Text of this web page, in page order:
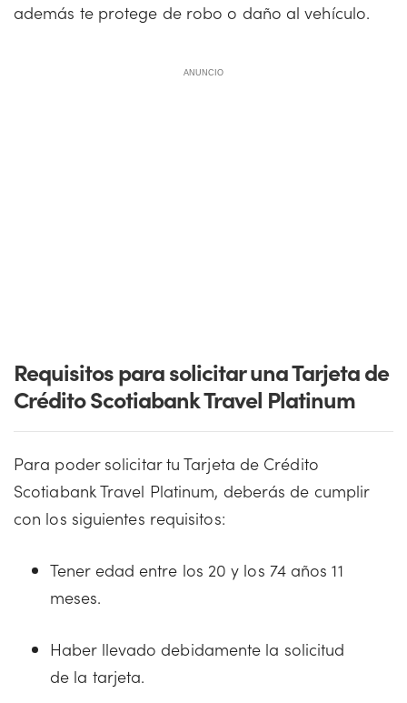
además te protege de robo o daño al vehículo.
ANUNCIO
Requisitos para solicitar una Tarjeta de
Crédito Scotiabank Travel Platinum
Para poder solicitar tu Tarjeta de Crédito
Scotiabank Travel Platinum, deberás de cumplir
con los siguientes requisitos:
Tener edad entre los 20 y los 74 años 11
meses.
Haber llevado debidamente la solicitud
de la tarjeta.